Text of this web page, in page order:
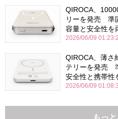
QIROCA、
リーを発売 準
容量と安全性を
2026/06/09
QIROCA、薄さ
テリーを発売
安全性と携帯性
2026/06/09
もっ